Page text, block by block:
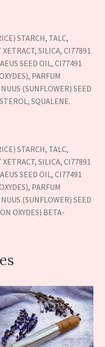
STARCH, TALC,
SILICA, CI77891
SEED OIL, CI77491
PARFUM
(SUNFLOWER) SEED
SQUALENE.
STARCH, TALC,
SILICA, CI77891
SEED OIL, CI77491
PARFUM
(SUNFLOWER) SEED
OXYDES) BETA-